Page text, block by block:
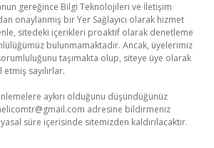
gereğince Bilgi Teknolojileri ve İletişim
onaylanmış bir Yer Sağlayıcı olarak hizmet
sitedeki içerikleri proaktif olarak denetleme
bulunmamaktadır. Ancak, üyelerimiz
taşımakta olup, siteye üye olarak
sayılırlar.
aykırı olduğunu düşündüğünüz
adresine bildirmeniz
süre içerisinde sitemizden kaldırılacaktır.